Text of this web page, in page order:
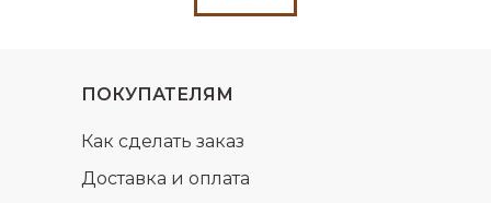
ПОКУПАТЕЛЯМ
Доставка и оплата
Как сделать заказ